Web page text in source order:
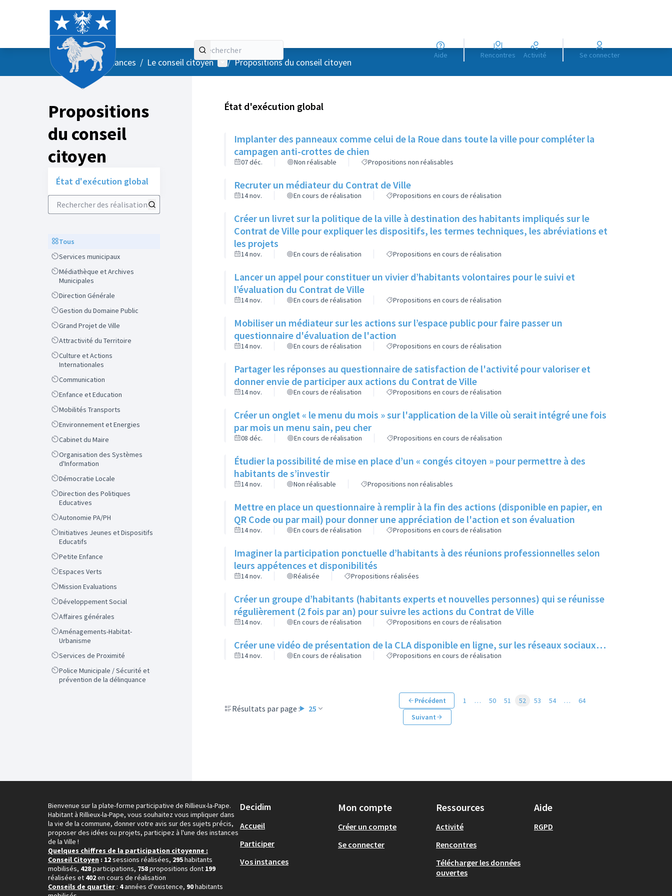
Aide Rencontres Activité Se connecter
AccueilMenu principal
/ Vos instances / Le conseil citoyen Menu utilisateur
/ Propositions du conseil citoyen
Propositions
du conseil
citoyen
État d'exécution global
Rechercher des réalisations
ScopeTous
ScopeServices municipaux
Scope
Médiathèque et Archives
Municipales
ScopeDirection Générale
ScopeGestion du Domaine Public
ScopeGrand Projet de Ville
ScopeAttractivité du Territoire
Scope
Culture et Actions
Internationales
ScopeCommunication
ScopeEnfance et Education
ScopeMobilités Transports
ScopeEnvironnement et Energies
ScopeCabinet du Maire
Scope
Organisation des Systèmes
d'Information
ScopeDémocratie Locale
Scope
Direction des Politiques
Educatives
ScopeAutonomie PA/PH
Scope
Initiatives Jeunes et Dispositifs
Educatifs
ScopePetite Enfance
ScopeEspaces Verts
ScopeMission Evaluations
ScopeDéveloppement Social
ScopeAffaires générales
Scope
Aménagements-Habitat-
Urbanisme
ScopeServices de Proximité
Scope
Police Municipale / Sécurité et
prévention de la délinquance
État d'exécution global
Implanter des panneaux comme celui de la Roue dans toute la ville pour compléter la
campagen anti-crottes de chien
07 déc. Non réalisable Propositions non réalisables
Recruter un médiateur du Contrat de Ville
14 nov. En cours de réalisation Propositions en cours de réalisation
Créer un livret sur la politique de la ville à destination des habitants impliqués sur le
Contrat de Ville pour expliquer les dispositifs, les termes techniques, les abréviations et
les projets
14 nov. En cours de réalisation Propositions en cours de réalisation
Lancer un appel pour constituer un vivier d’habitants volontaires pour le suivi et
l’évaluation du Contrat de Ville
14 nov. En cours de réalisation Propositions en cours de réalisation
Mobiliser un médiateur sur les actions sur l’espace public pour faire passer un
questionnaire d'évaluation de l'action
14 nov. En cours de réalisation Propositions en cours de réalisation
Partager les réponses au questionnaire de satisfaction de l'activité pour valoriser et
donner envie de participer aux actions du Contrat de Ville
14 nov. En cours de réalisation Propositions en cours de réalisation
Créer un onglet « le menu du mois » sur l'application de la Ville où serait intégré une fois
par mois un menu sain, peu cher
08 déc. En cours de réalisation Propositions en cours de réalisation
Étudier la possibilité de mise en place d’un « congés citoyen » pour permettre à des
habitants de s’investir
14 nov. Non réalisable Propositions non réalisables
Mettre en place un questionnaire à remplir à la fin des actions (disponible en papier, en
QR Code ou par mail) pour donner une appréciation de l'action et son évaluation
14 nov. En cours de réalisation Propositions en cours de réalisation
Imaginer la participation ponctuelle d’habitants à des réunions professionnelles selon
leurs appétences et disponibilités
14 nov. Réalisée Propositions réalisées
Créer un groupe d’habitants (habitants experts et nouvelles personnes) qui se réunisse
régulièrement (2 fois par an) pour suivre les actions du Contrat de Ville
14 nov. En cours de réalisation Propositions en cours de réalisation
Créer une vidéo de présentation de la CLA disponible en ligne, sur les réseaux sociaux…
14 nov. En cours de réalisation Propositions en cours de réalisation
Résultats par page : 25
Précédent 1 … 50 51 52 53 54 …
64
Suivant
Bienvenue sur la plate-forme participative de Rillieux-la-Pape.
Habitant à Rillieux-la-Pape, vous souhaitez vous impliquer dans
la vie de la commune, donner votre avis sur des sujets précis,
proposer des idées ou projets, participez à l'une des instances
de la Ville !
Quelques chiffres de la participation citoyenne :
Conseil Citoyen : 12sessions réalisées, 295habitants
mobilisés, 428participations, 758propositions dont 199
réalisées et 402en cours de réalisation
Conseils de quartier : 4années d'existence, 90habitants
Decidim
Accueil
Participer
Vos instances
Mon compte
Créer un compte
Se connecter
Ressources
Activité
Rencontres
Télécharger les données
ouvertes
Aide
RGPD